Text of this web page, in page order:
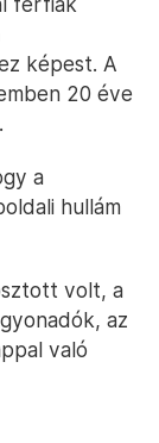
képest. A
20 éve
a
hullám
volt, a
az
való